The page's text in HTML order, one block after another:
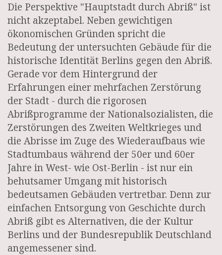
Die Perspektive "Hauptstadt durch Abriß" ist
nicht akzeptabel. Neben gewichtigen
ökonomischen Gründen spricht die
Bedeutung der untersuchten Gebäude für die
historische Identität Berlins gegen den Abriß.
Gerade vor dem Hintergrund der
Erfahrungen einer mehrfachen Zerstörung
der Stadt - durch die rigorosen
Abrißprogramme der Nationalsozialisten, die
Zerstörungen des Zweiten Weltkrieges und
die Abrisse im Zuge des Wiederaufbaus wie
Stadtumbaus während der 50er und 60er
Jahre in West- wie Ost-Berlin - ist nur ein
behutsamer Umgang mit historisch
bedeutsamen Gebäuden vertretbar. Denn zur
einfachen Entsorgung von Geschichte durch
Abriß gibt es Alternativen, die der Kultur
Berlins und der Bundesrepublik Deutschland
angemessener sind.